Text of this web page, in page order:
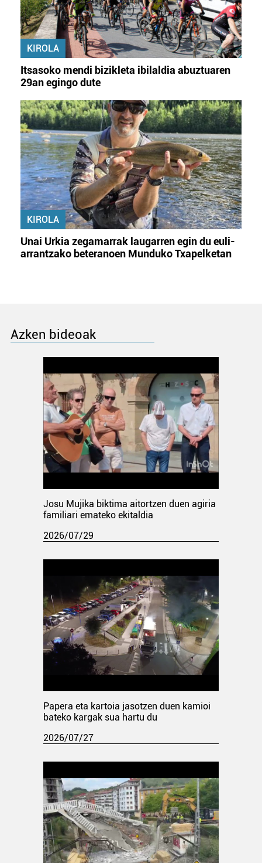
KIROLA
Itsasoko mendi bizikleta ibilaldia abuztuaren
29an egingo dute
KIROLA
Unai Urkia zegamarrak laugarren egin du euli-
arrantzako beteranoen Munduko Txapelketan
Azken bideoak
Josu Mujika biktima aitortzen duen agiria
familiari emateko ekitaldia
2026/07/29
Papera eta kartoia jasotzen duen kamioi
bateko kargak sua hartu du
2026/07/27